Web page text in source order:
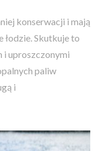
konserwacji i mają
łodzie. Skutkuje to
i uproszczonymi
paliw
i